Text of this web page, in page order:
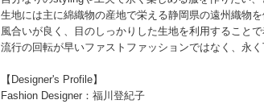
生地には主に綿織物の産地で栄える静岡県の遠州織物を
風合いが良く、目のしっかりした生地を利用することで
流行の回転が早いファストファッションではなく、永
【Designer's Profile】
Fashion Designer：福川登紀子